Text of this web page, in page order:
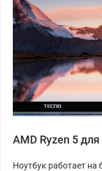
AMD Ryzen 5
Ноутбук работает на